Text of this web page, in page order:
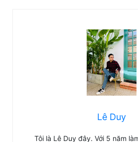
Lê Duy
Tôi là Lê Duy đây. Với 5 năm